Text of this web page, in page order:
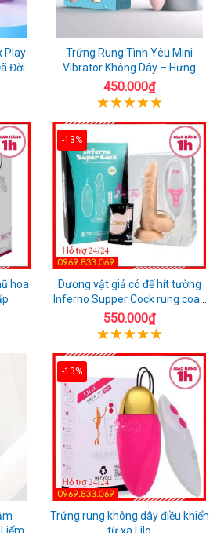
Play
Đời
Trứng Rung Tình Yêu Mini
Vibrator Không Dây – Hưng
Phấn Mọi Nơi
450.000₫
hoa
-13%
Dương vật giả có đế hít tường
Inferno Supper Cock rung coay
7 chế độ
550.000₫
-13%
Trứng rung không dây điều khiển
từ xa Lilo